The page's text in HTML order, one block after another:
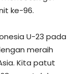
ke-96.
U-23 pada
meraih
Kita patut